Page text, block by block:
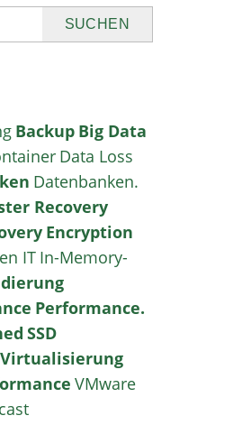
Backup Big Data
Data Loss
Datenbanken.
Recovery
Encryption
IT In-Memory-
Performance.
SSD
Virtualisierung
VMware